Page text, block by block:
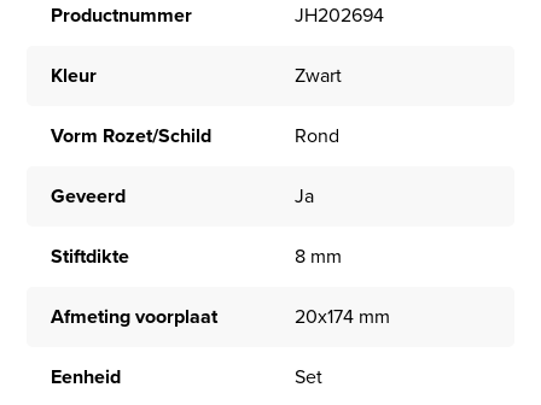
Productnummer JH202694
Kleur Zwart
Vorm Rozet/Schild Rond
Geveerd Ja
Stiftdikte 8 mm
Afmeting voorplaat 20x174 mm
Eenheid Set